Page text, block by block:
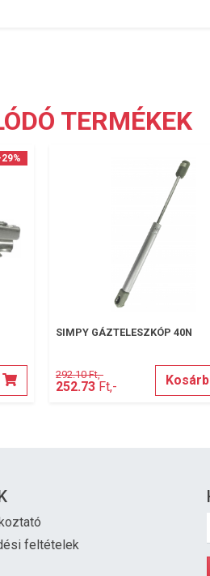
TERMÉKEK
SIMPY GÁZTELESZKÓP 40N
292.10 Ft,-
252.73 Ft,-
feltételek